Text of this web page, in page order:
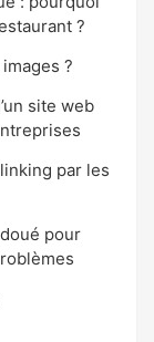
?
?
site web
par les
pour